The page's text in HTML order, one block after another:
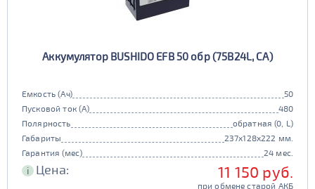
Аккумулятор BUSHIDO EFB 50 обр (75B24L, CA)
Емкость (Ач)
50
Пусковой ток (А)
480
Полярность
обратная (0, L)
Габариты
237x128x222 мм.
Гарантия (мес)
24 мес.
i Цена: 11 150 руб.
при обмене старой АКБ